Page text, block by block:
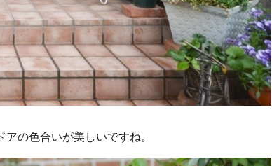
の色合いが美しいですね。